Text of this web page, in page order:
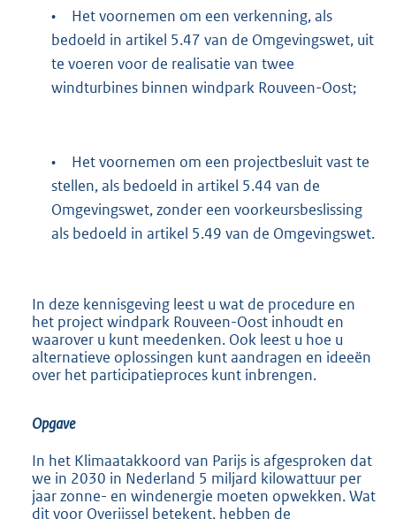
•
Het voornemen om een verkenning, als
bedoeld in artikel 5.47 van de Omgevingswet, uit
te voeren voor de realisatie van twee
windturbines binnen windpark Rouveen-Oost;
•
Het voornemen om een projectbesluit vast te
stellen, als bedoeld in artikel 5.44 van de
Omgevingswet, zonder een voorkeursbeslissing
als bedoeld in artikel 5.49 van de Omgevingswet.
In deze kennisgeving leest u wat de procedure en
het project windpark Rouveen-Oost inhoudt en
waarover u kunt meedenken. Ook leest u hoe u
alternatieve oplossingen kunt aandragen en ideeën
over het participatieproces kunt inbrengen.
Opgave
In het Klimaatakkoord van Parijs is afgesproken dat
we in 2030 in Nederland 5 miljard kilowattuur per
jaar zonne- en windenergie moeten opwekken. Wat
dit voor Overijssel betekent, hebben de